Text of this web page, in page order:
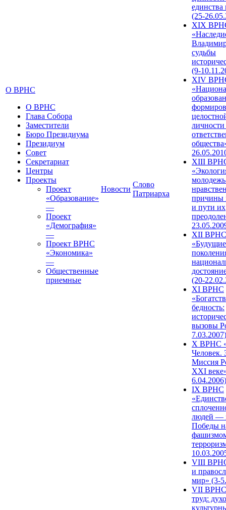
О ВРНС
О ВРНС
Глава Собора
Заместители
Бюро Президиума
Президиум
Совет
Секретариат
Центры
Проекты
Проект
«Образование»
—
Проект
«Демография»
—
Проект ВРНС
«Экономика»
—
Общественные
приемные
Новости
Слово
Патриарха
единства
(25-
XIX
судьбы
(9-
XIV
XIII
причины
и пути их
XII ВРНС
«Будущие
(20-
XI ВРНС
бедность:
вызовы
7.03.2007)
X ВРНС
Человек.
Миссия
XXI
6.04.2006)
IX ВРНС
людей —
Победы
VIII
и
мир» (3-
VII ВРНС
труд: